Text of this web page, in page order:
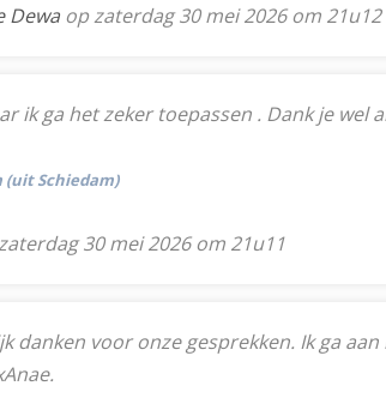
Dewa op zaterdag 30 mei 2026 om 21u12
ik ga het zeker toepassen . Dank je wel
(uit Schiedam)
30 mei 2026 om 21u11
danken voor onze gesprekken. Ik ga